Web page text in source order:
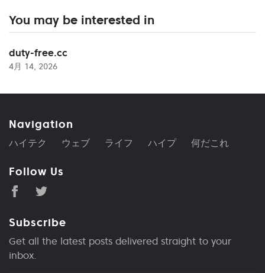
You may be interested in
duty-free.cc
4月 14, 2026
Navigation
ハイテク ウェブ ライフ ハイプ 何だこれ
Follow Us
Subscribe
Get all the latest posts delivered straight to your
inbox.